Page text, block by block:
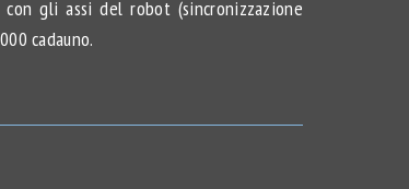
gli assi del robot (sincronizzazione
cadauno.